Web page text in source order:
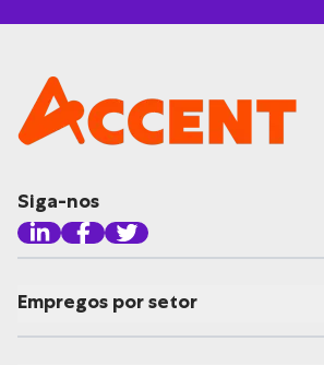
Siga-nos
Empregos por setor